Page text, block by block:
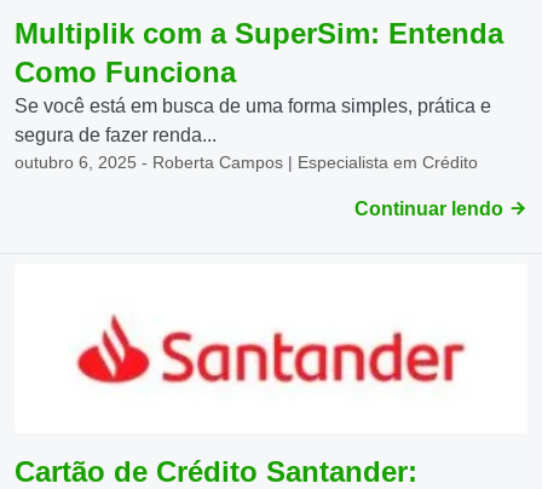
Multiplik com a SuperSim: Entenda
Como Funciona
Se você está em busca de uma forma simples, prática e
segura de fazer renda...
outubro 6, 2025 - Roberta Campos | Especialista em Crédito
Continuar lendo
Cartão de Crédito Santander: